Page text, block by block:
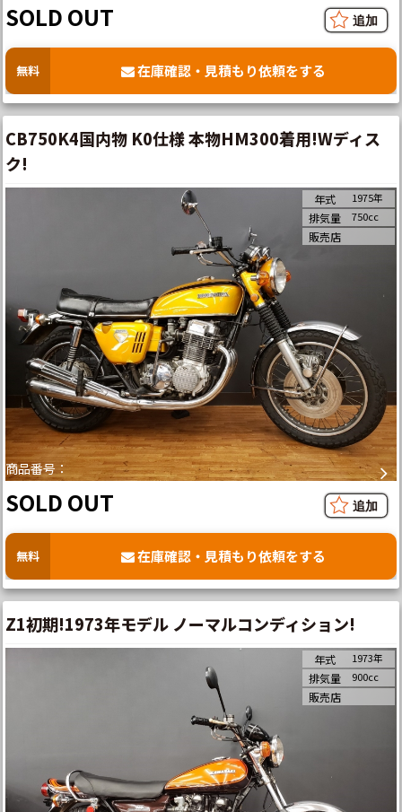
SOLD OUT
無料 在庫確認・見積もり依頼をする
CB750K4国内物 K0仕様 本物HM300着用!Wディス
ク!
商品番号：
年式 1975年
排気量 750cc
販売店
SOLD OUT
無料 在庫確認・見積もり依頼をする
Z1初期!1973年モデル ノーマルコンディション!
年式 1973年
排気量 900cc
販売店